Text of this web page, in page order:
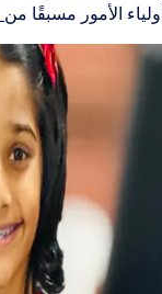
الأمور مسبقًا من